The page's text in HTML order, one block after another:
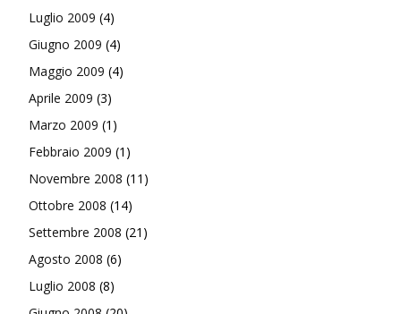
Luglio 2009 (4)
Giugno 2009 (4)
Maggio 2009 (4)
Aprile 2009 (3)
Marzo 2009 (1)
Febbraio 2009 (1)
Novembre 2008 (11)
Ottobre 2008 (14)
Settembre 2008 (21)
Agosto 2008 (6)
Luglio 2008 (8)